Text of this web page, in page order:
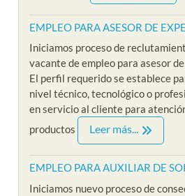
EMPLEO PARA ASESOR DE
Iniciamos proceso de
vacante de empleo para asesor
El perfil requerido se establece
nivel técnico, tecnológico o
en servicio al cliente para
productos
Leer más...
EMPLEO PARA AUXILIAR DE
Iniciamos nuevo proceso de